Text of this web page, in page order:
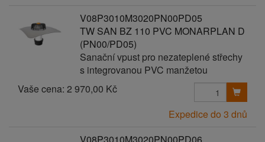
V08P3010M3020PN00PD05
TW SAN BZ 110 PVC MONARPLAN D
(PN00/PD05)
Sanační vpust pro nezateplené střechy
s integrovanou PVC manžetou
Vaše cena: 2 970,00 Kč
Expedice do 3 dnů